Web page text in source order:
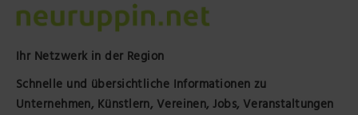
Ihr Netzwerk in der Region
Schnelle und übersichtliche Informationen zu
Unternehmen, Künstlern, Vereinen, Jobs, Veranstaltungen